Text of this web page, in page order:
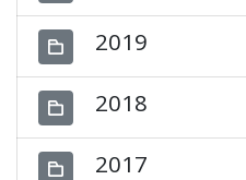
2019
2018
2017